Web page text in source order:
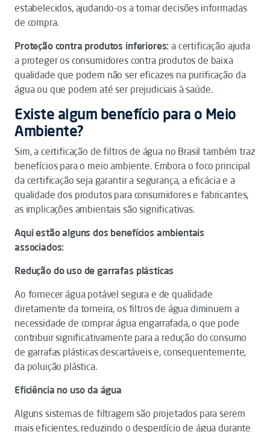
estabelecidos, ajudando-os a tomar decisões informadas
de compra.
Proteção contra produtos inferiores: a certificação ajuda
a proteger os consumidores contra produtos de baixa
qualidade que podem não ser eficazes na purificação da
água ou que podem até ser prejudiciais à saúde.
Existe algum benefício para o Meio
Ambiente?
Sim, a certificação de filtros de água no Brasil também traz
benefícios para o meio ambiente. Embora o foco principal
da certificação seja garantir a segurança, a eficácia e a
qualidade dos produtos para consumidores e fabricantes,
as implicações ambientais são significativas.
Aqui estão alguns dos benefícios ambientais
associados:
Redução do uso de garrafas plásticas
Ao fornecer água potável segura e de qualidade
diretamente da torneira, os filtros de água diminuem a
necessidade de comprar água engarrafada, o que pode
contribuir significativamente para a redução do consumo
de garrafas plásticas descartáveis e, consequentemente,
da poluição plástica.
Eficiência no uso da água
Alguns sistemas de filtragem são projetados para serem
mais eficientes, reduzindo o desperdício de água durante